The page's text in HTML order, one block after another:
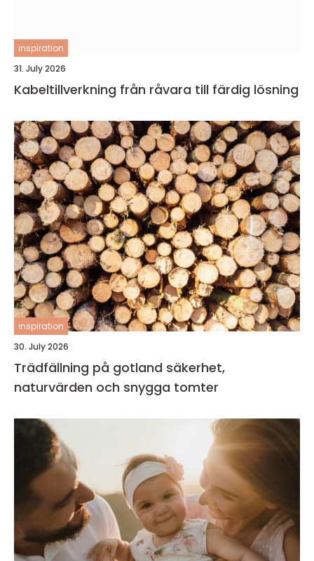
inspiration
31. July 2026
Kabeltillverkning från råvara till färdig lösning
inspiration
30. July 2026
Trädfällning på gotland säkerhet,
naturvärden och snygga tomter